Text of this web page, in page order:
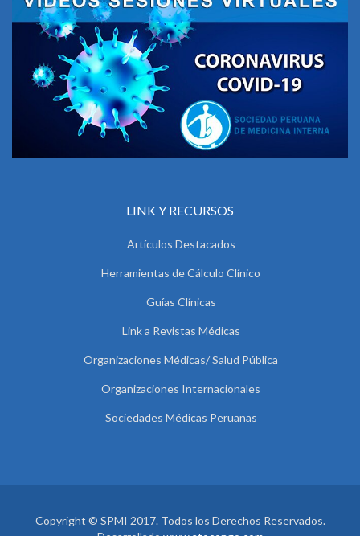
LINK Y RECURSOS
Artículos Destacados
Herramientas de Cálculo Clínico
Guías Clínicas
Link a Revistas Médicas
Organizaciones Médicas/ Salud Pública
Organizaciones Internacionales
Sociedades Médicas Peruanas
Copyright © SPMI 2017. Todos los Derechos Reservados.